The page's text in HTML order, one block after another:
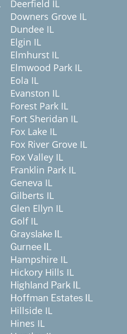
Deerfield IL
Downers Grove IL
Dundee IL
Elgin IL
Elmhurst IL
Elmwood Park IL
Eola IL
Evanston IL
Forest Park IL
Fort Sheridan IL
Fox Lake IL
Fox River Grove IL
Fox Valley IL
Franklin Park IL
Geneva IL
Gilberts IL
Glen Ellyn IL
Golf IL
Grayslake IL
Gurnee IL
Hampshire IL
Hickory Hills IL
Highland Park IL
Hoffman Estates IL
Hillside IL
Hines IL